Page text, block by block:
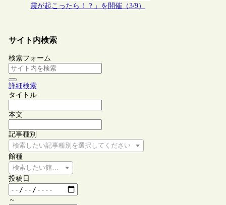
震が起こったら！？」を開催（3/9）
サイト内検索
検索フォーム
詳細検索
タイトル
本文
記事種別
検索したい記事種別を選択してください
館種
検索したい館種を選択してください
投稿日
～